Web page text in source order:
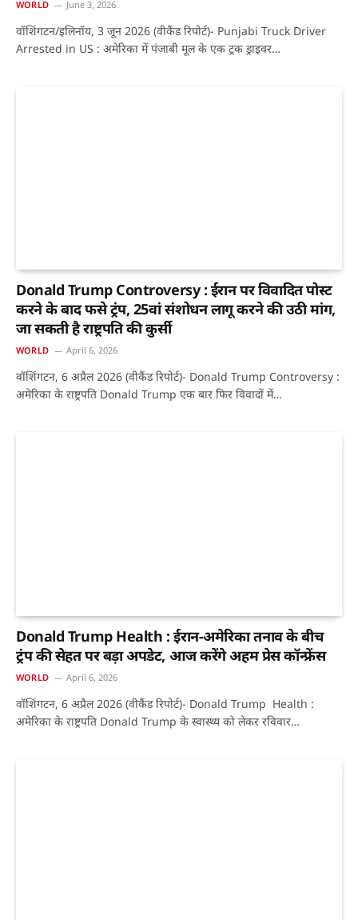
WORLD June 3, 2026
वॉशिंगटन/इलिनॉय, 3 जून 2026 (वीकैंड रिपोर्ट)- Punjabi Truck Driver
Arrested in US : अमेरिका में पंजाबी मूल के एक ट्रक ड्राइवर…
Donald Trump Controversy : ईरान पर विवादित पोस्ट
करने के बाद फसे ट्रंप, 25वां संशोधन लागू करने की उठी मांग,
जा सकती है राष्ट्रपति की कुर्सी
WORLD April 6, 2026
वॉशिंगटन, 6 अप्रैल 2026 (वीकैंड रिपोर्ट)- Donald Trump Controversy :
अमेरिका के राष्ट्रपति Donald Trump एक बार फिर विवादों में…
Donald Trump Health : ईरान-अमेरिका तनाव के बीच
ट्रंप की सेहत पर बड़ा अपडेट, आज करेंगे अहम प्रेस कॉन्फ्रेंस
WORLD April 6, 2026
वॉशिंगटन, 6 अप्रैल 2026 (वीकैंड रिपोर्ट)- Donald Trump Health :
अमेरिका के राष्ट्रपति Donald Trump के स्वास्थ्य को लेकर रविवार…